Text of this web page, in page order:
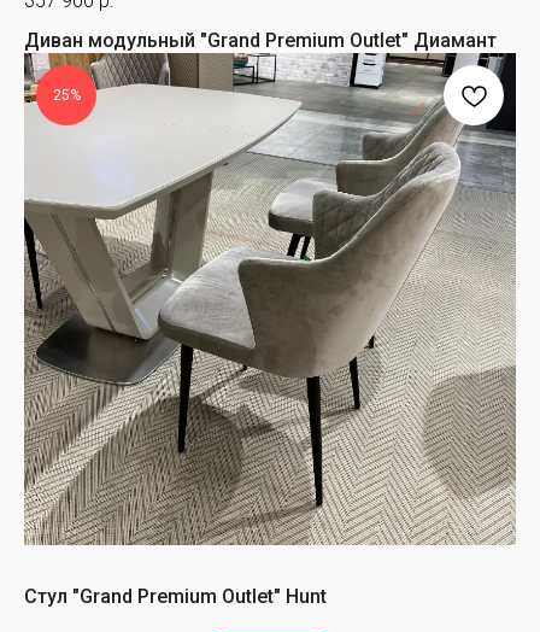
Диван модульный "Grand Premium Outlet" Диамант
25%
Стул "Grand Premium Outlet" Hunt